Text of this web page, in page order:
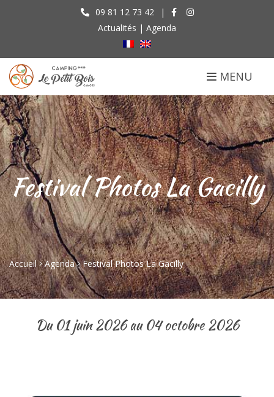
09 81 12 73 42
|
Actualités | Agenda
MENU
Festival Photos La Gacilly
Accueil Agenda Festival Photos La Gacilly
Du 01 juin 2026 au 04 octobre 2026